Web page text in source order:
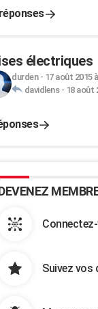
électriques
durden- 17 août 2015
davidlens- 18 août
Suivez vos